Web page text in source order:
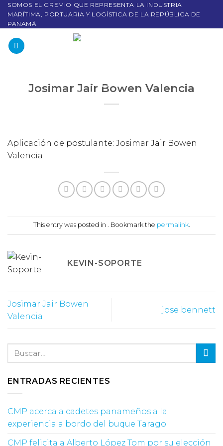
SOMOS EL GREMIO QUE REPRESENTA LA INDUSTRIA
MARÍTIMA, PORTUARIA Y LOGÍSTICA DE LA REPÚBLICA DE
PANAMÁ
Josimar Jair Bowen Valencia
Aplicación de postulante: Josimar Jair Bowen
Valencia
This entry was posted in . Bookmark the permalink.
KEVIN-SOPORTE
Josimar Jair Bowen
Valencia
jose bennett
ENTRADAS RECIENTES
CMP acerca a cadetes panameños a la
experiencia a bordo del buque Tarago
CMP felicita a Alberto López Tom por su elección